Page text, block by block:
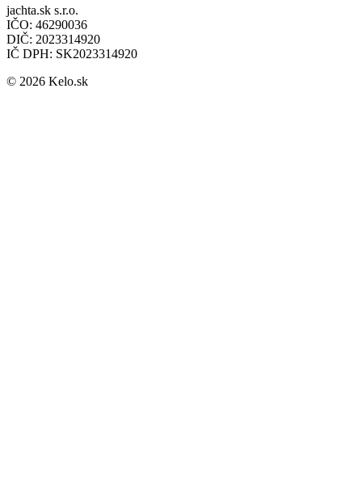
jachta.sk s.r.o.
IČO: 46290036
DIČ: 2023314920
IČ DPH: SK2023314920
© 2026 Kelo.sk